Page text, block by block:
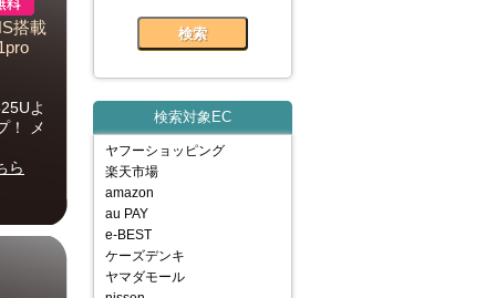
搭載
よ
！ メ
ら
検索対象EC
ヤフーショッピング
楽天市場
amazon
au PAY
e-BEST
ケーズデンキ
ヤマダモール